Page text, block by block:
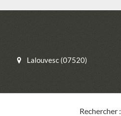
Lalouvesc (07520)
Rechercher :